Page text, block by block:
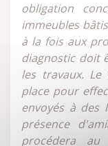
obligation
immeubles
à la fois aux
diagnostic doit
les travaux.
place pour
envoyés à des
présence
procédera au